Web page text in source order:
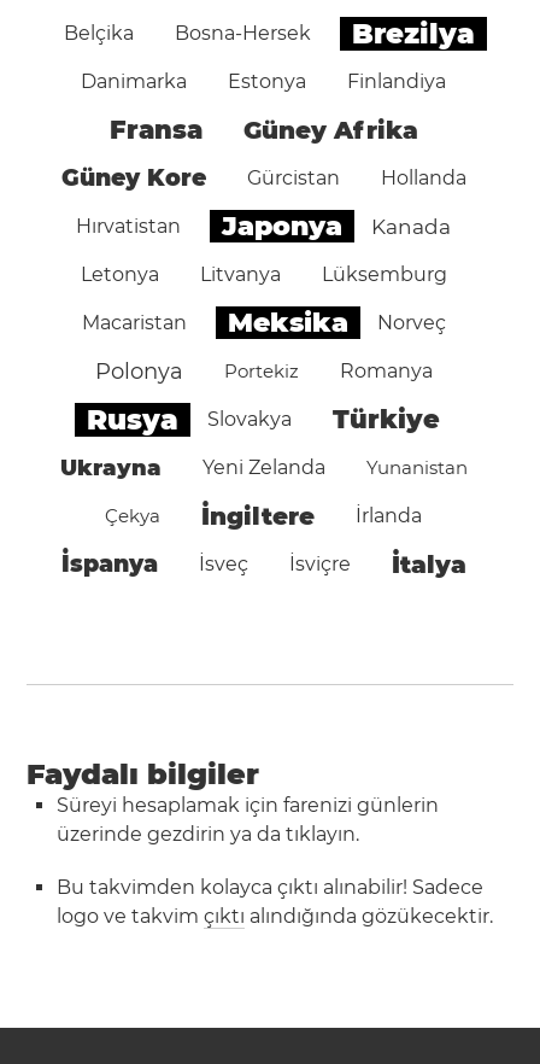
Belçika Bosna-Hersek Brezilya
Danimarka Estonya Finlandiya
Fransa Güney Afrika
Güney Kore Gürcistan Hollanda
Hırvatistan Japonya Kanada
Letonya Litvanya Lüksemburg
Macaristan Meksika Norveç
Polonya Portekiz Romanya
Rusya Slovakya Türkiye
Ukrayna Yeni Zelanda Yunanistan
Çekya İngiltere İrlanda
İspanya İsveç İsviçre İtalya
Faydalı bilgiler
Süreyi hesaplamak için farenizi günlerin
üzerinde gezdirin ya da tıklayın.
Bu takvimden kolayca çıktı alınabilir! Sadece
logo ve takvimçıktı alındığında gözükecektir.